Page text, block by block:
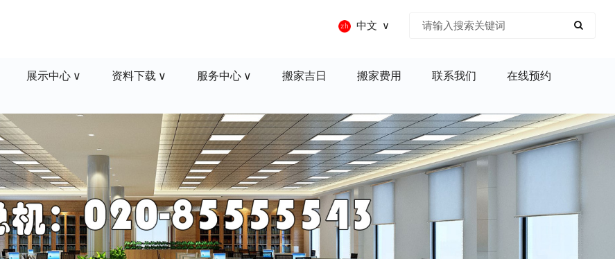
中文
展示中心 资料下载 服务中心 搬家吉日 搬家费用 联系我们 在线预约